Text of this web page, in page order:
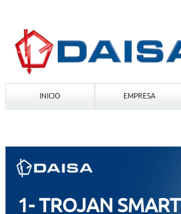
INICIO EMPRESA
1- TROJAN